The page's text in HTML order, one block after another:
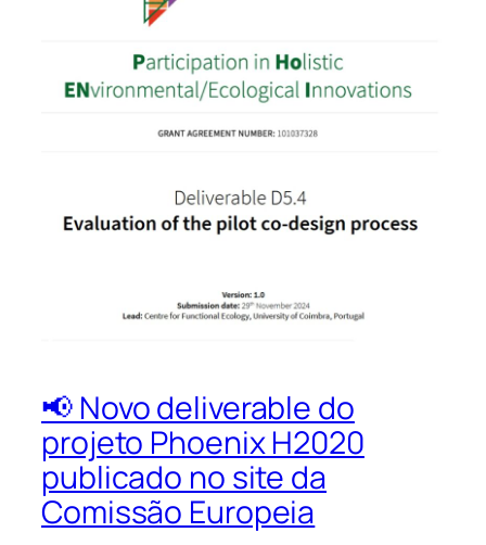
📢 Novo deliverable do
projeto Phoenix H2020
publicado no site da
Comissão Europeia